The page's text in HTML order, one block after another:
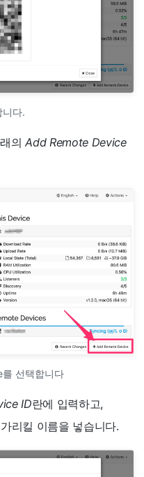
니다.
의Add Remote Device
선택합니다
ID란에 입력하고,
리킬 이름을 넣습니다.